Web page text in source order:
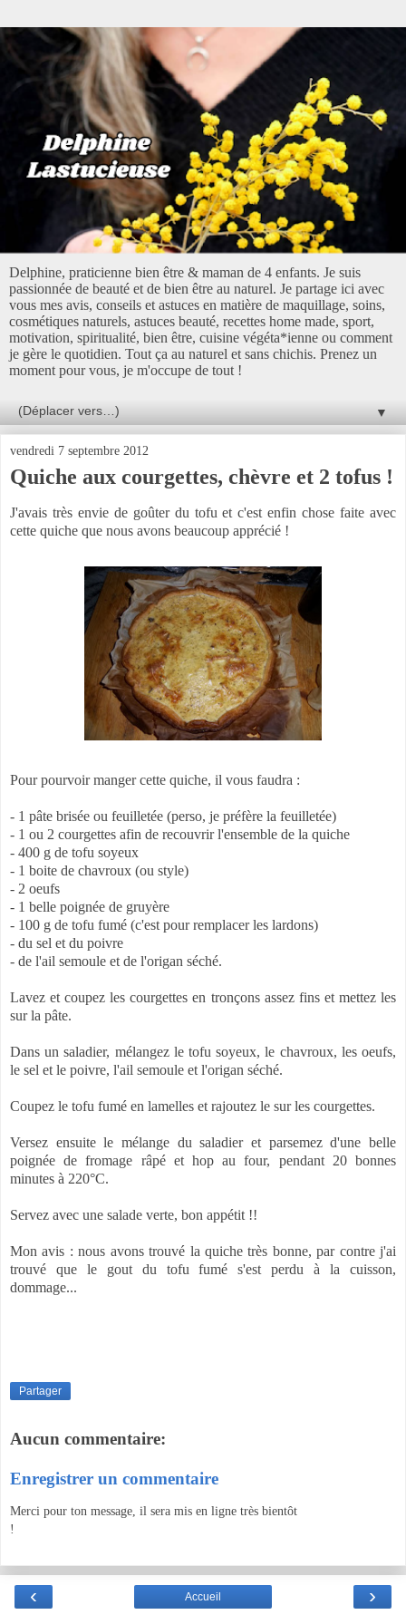
Delphine, praticienne bien être & maman de 4 enfants. Je suis
passionnée de beauté et de bien être au naturel. Je partage ici avec
vous mes avis, conseils et astuces en matière de maquillage, soins,
cosmétiques naturels, astuces beauté, recettes home made, sport,
motivation, spiritualité, bien être, cuisine végéta*ienne ou comment
je gère le quotidien. Tout ça au naturel et sans chichis. Prenez un
moment pour vous, je m'occupe de tout !
▼
vendredi 7 septembre 2012
Quiche aux courgettes, chèvre et 2 tofus !
J'avais très envie de goûter du tofu et c'est enfin chose faite avec
cette quiche que nous avons beaucoup apprécié !
Pour pourvoir manger cette quiche, il vous faudra :
- 1 pâte brisée ou feuilletée (perso, je préfère la feuilletée)
- 1 ou 2 courgettes afin de recouvrir l'ensemble de la quiche
- 400 g de tofu soyeux
- 1 boite de chavroux (ou style)
- 2 oeufs
- 1 belle poignée de gruyère
- 100 g de tofu fumé (c'est pour remplacer les lardons)
- du sel et du poivre
- de l'ail semoule et de l'origan séché.
Lavez et coupez les courgettes en tronçons assez fins et mettez les
sur la pâte.
Dans un saladier, mélangez le tofu soyeux, le chavroux, les oeufs,
le sel et le poivre, l'ail semoule et l'origan séché.
Coupez le tofu fumé en lamelles et rajoutez le sur les courgettes.
Versez ensuite le mélange du saladier et parsemez d'une belle
poignée de fromage râpé et hop au four, pendant 20 bonnes
minutes à 220°C.
Servez avec une salade verte, bon appétit !!
Mon avis : nous avons trouvé la quiche très bonne, par contre j'ai
trouvé que le gout du tofu fumé s'est perdu à la cuisson,
dommage...
Partager
Aucun commentaire:
Enregistrer un commentaire
Merci pour ton message, il sera mis en ligne très bientôt
!
‹ ›
Accueil